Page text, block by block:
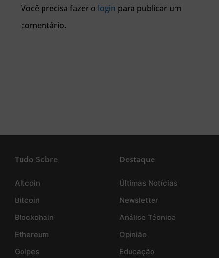
Você precisa fazer o login para publicar um
comentário.
Tudo Sobre
Altcoin
Bitcoin
Blockchain
Ethereum
Golpes
Destaque
Últimas Notícias
Newsletter
Análise Técnica
Opinião
Educação